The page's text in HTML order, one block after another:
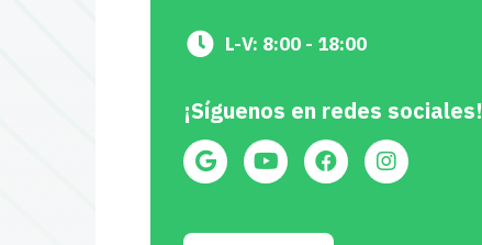
L-V: 8:00 - 18:00
¡Síguenos en redes sociales!